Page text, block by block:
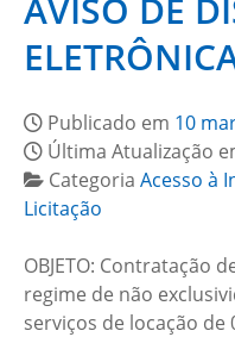
AVISO DE
Publicado em 10
Última Atualização
Categoria Acesso à
Licitação
OBJETO: Contratação
regime de não
serviços de locação